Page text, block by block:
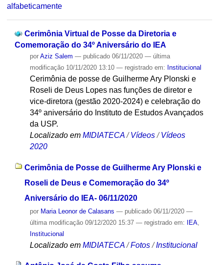
alfabeticamente
Cerimônia Virtual de Posse da Diretoria e
Comemoração do 34º Aniversário do IEA
por Aziz Salem — publicado06/11/2020 — última
modificação10/11/2020 13:10 — registrado em: Institucional
Cerimônia de posse de Guilherme Ary Plonski e
Roseli de Deus Lopes nas funções de diretor e
vice-diretora (gestão 2020-2024) e celebração do
34º aniversário do Instituto de Estudos Avançados
da USP.
Localizado em MIDIATECA /Vídeos /Vídeos
2020
Cerimônia de Posse de Guilherme Ary Plonski e
Roseli de Deus e Comemoração do 34º
Aniversário do IEA- 06/11/2020
por Maria Leonor de Calasans — publicado06/11/2020 —
última modificação09/12/2020 15:37 — registrado em: IEA,
Institucional
Localizado em MIDIATECA /Fotos /Institucional